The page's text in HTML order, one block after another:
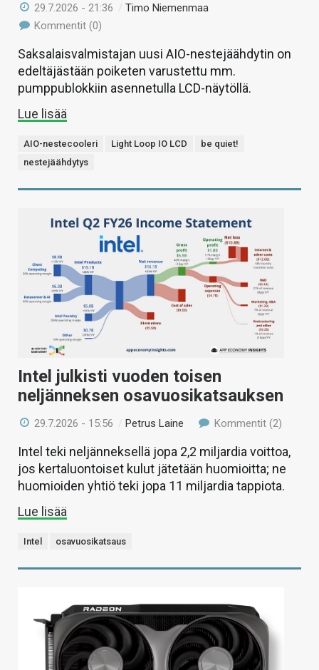
29.7.2026 - 21:36 /Timo Niemenmaa
Kommentit (0)
Saksalaisvalmistajan uusi AIO-nestejäähdytin on
edeltäjästään poiketen varustettu mm.
pumppublokkiin asennetulla LCD-näytöllä.
Lue lisää
AIO-nestecooleri Light Loop IO LCD
be quiet!
nestejäähdytys
Intel julkisti vuoden toisen
neljänneksen osavuosikatsauksen
29.7.2026 - 15:56 /Petrus Laine Kommentit (2)
Intel teki neljänneksellä jopa 2,2 miljardia voittoa,
jos kertaluontoiset kulut jätetään huomioitta; ne
huomioiden yhtiö teki jopa 11 miljardia tappiota.
Lue lisää
Intel osavuosikatsaus